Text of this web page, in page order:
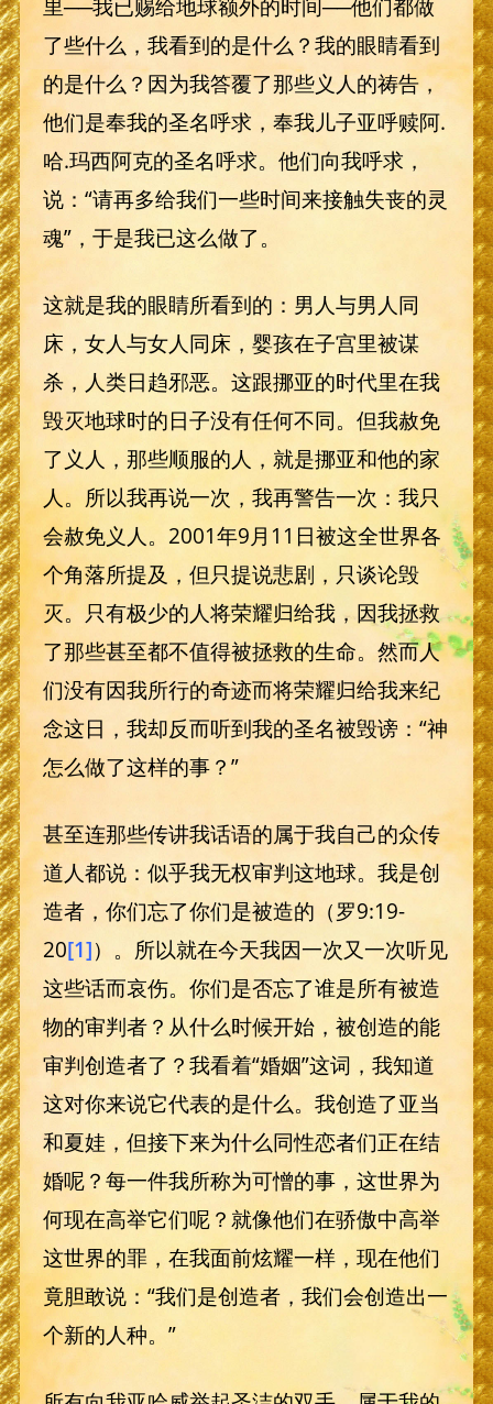
里──我已赐给地球额外的时间──他们都做
了些什么，我看到的是什么？我的眼睛看到
的是什么？因为我答覆了那些义人的祷告，
他们是奉我的圣名呼求，奉我儿子亚呼赎阿.
哈.玛西阿克的圣名呼求。他们向我呼求，
说：“请再多给我们一些时间来接触失丧的灵
魂”，于是我已这么做了。
这就是我的眼睛所看到的：男人与男人同
床，女人与女人同床，婴孩在子宫里被谋
杀，人类日趋邪恶。这跟挪亚的时代里在我
毁灭地球时的日子没有任何不同。但我赦免
了义人，那些顺服的人，就是挪亚和他的家
人。所以我再说一次，我再警告一次：我只
会赦免义人。2001年9月11日被这全世界各
个角落所提及，但只提说悲剧，只谈论毁
灭。只有极少的人将荣耀归给我，因我拯救
了那些甚至都不值得被拯救的生命。然而人
们没有因我所行的奇迹而将荣耀归给我来纪
念这日，我却反而听到我的圣名被毁谤：“神
怎么做了这样的事？”
甚至连那些传讲我话语的属于我自己的众传
道人都说：似乎我无权审判这地球。我是创
造者，你们忘了你们是被造的（罗9:19-
20[1]）。所以就在今天我因一次又一次听见
这些话而哀伤。你们是否忘了谁是所有被造
物的审判者？从什么时候开始，被创造的能
审判创造者了？我看着“婚姻”这词，我知道
这对你来说它代表的是什么。我创造了亚当
和夏娃，但接下来为什么同性恋者们正在结
婚呢？每一件我所称为可憎的事，这世界为
何现在高举它们呢？就像他们在骄傲中高举
这世界的罪，在我面前炫耀一样，现在他们
竟胆敢说：“我们是创造者，我们会创造出一
个新的人种。”